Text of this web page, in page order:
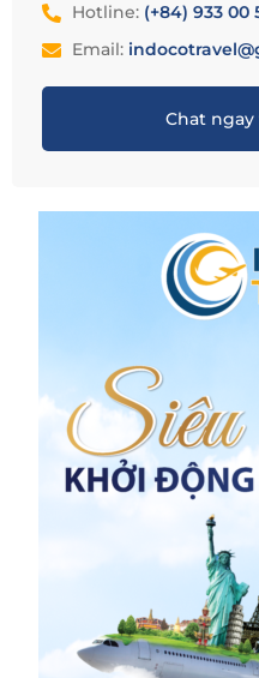
Hotline: (+84) 933 00
Email:
Chat